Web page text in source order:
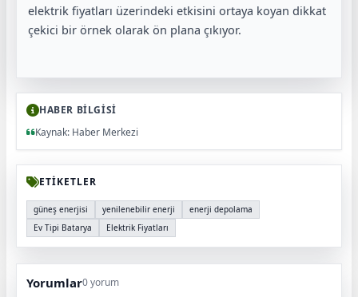
elektrik fiyatları üzerindeki etkisini ortaya koyan dikkat
çekici bir örnek olarak ön plana çıkıyor.
HABER BİLGİSİ
Kaynak: Haber Merkezi
ETİKETLER
güneş enerjisi yenilenebilir enerji
enerji depolama
Ev Tipi Batarya
Elektrik Fiyatları
Yorumlar0 yorum